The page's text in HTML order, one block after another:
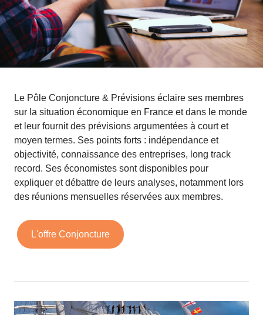
Le Pôle Conjoncture & Prévisions éclaire ses membres
sur la situation économique en France et dans le monde
et leur fournit des prévisions argumentées à court et
moyen termes. Ses points forts : indépendance et
objectivité, connaissance des entreprises, long track
record. Ses économistes sont disponibles pour
expliquer et débattre de leurs analyses, notamment lors
des réunions mensuelles réservées aux membres.
L'offre Conjoncture